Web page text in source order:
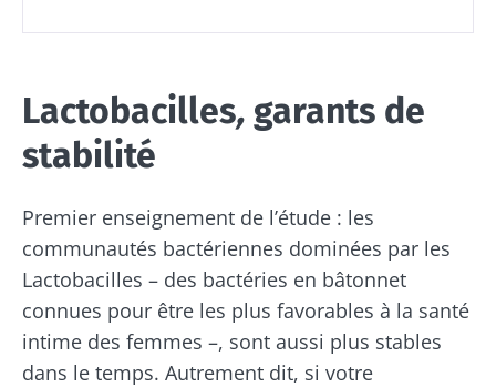
Lactobacilles, garants de
stabilité
Premier enseignement de l’étude : les
communautés bactériennes dominées par les
Lactobacilles – des bactéries en bâtonnet
connues pour être les plus favorables à la santé
intime des femmes –, sont aussi plus stables
dans le temps. Autrement dit, si votre